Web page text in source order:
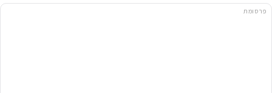
פרסומת